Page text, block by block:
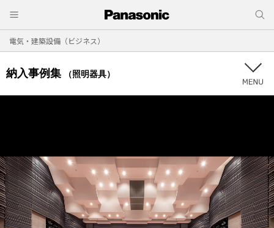
電気・建築設備（ビジネス）
納入事例集 （照明器具）